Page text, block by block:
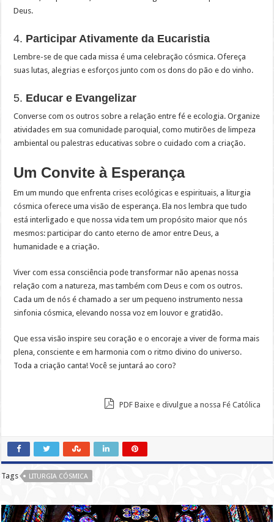
Deus.
4. Participar Ativamente da Eucaristia
Lembre-se de que cada missa é uma celebração cósmica. Ofereça
suas lutas, alegrias e esforços junto com os dons do pão e do vinho.
5. Educar e Evangelizar
Converse com os outros sobre a relação entre fé e ecologia. Organize
atividades em sua comunidade paroquial, como mutirões de limpeza
ambiental ou palestras educativas sobre o cuidado com a criação.
Um Convite à Esperança
Em um mundo que enfrenta crises ecológicas e espirituais, a liturgia
cósmica oferece uma visão de esperança. Ela nos lembra que tudo
está interligado e que nossa vida tem um propósito maior que nós
mesmos: participar do canto eterno de amor entre Deus, a
humanidade e a criação.
Viver com essa consciência pode transformar não apenas nossa
relação com a natureza, mas também com Deus e com os outros.
Cada um de nós é chamado a ser um pequeno instrumento nessa
sinfonia cósmica, elevando nossa voz em louvor e gratidão.
Que essa visão inspire seu coração e o encoraje a viver de forma mais
plena, consciente e em harmonia com o ritmo divino do universo.
Toda a criação canta! Você se juntará ao coro?
PDF Baixe e divulgue a nossa Fé Católica
Tags LITURGIA CÓSMICA